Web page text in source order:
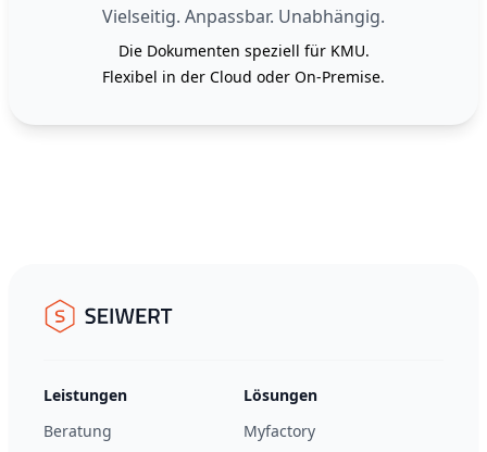
Vielseitig. Anpassbar. Unabhängig.
Die Dokumenten speziell für KMU.
Flexibel in der Cloud oder On-Premise.
Seiwert GmbH
Leistungen
Beratung
Lösungen
Myfactory